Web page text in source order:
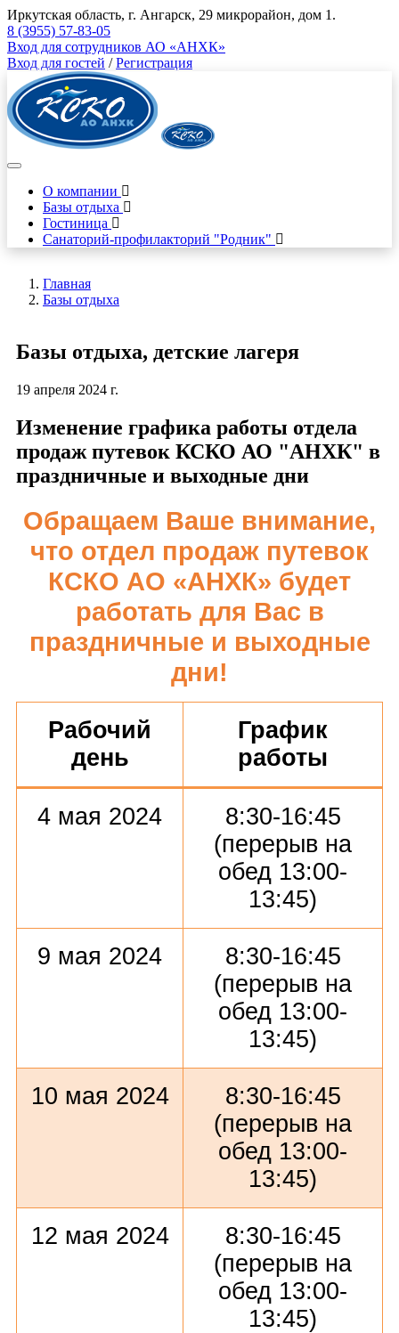
Иркутская область, г. Ангарск, 29 микрорайон, дом 1.
8 (3955) 57-83-05
Вход для сотрудников АО «АНХК»
Вход для гостей /Регистрация
О компании
Базы отдыха
Гостиница
Санаторий-профилакторий "Родник"
Главная
Базы отдыха
Базы отдыха, детские лагеря
19 апреля 2024 г.
Изменение графика работы отдела
продаж путевок КСКО АО "АНХК" в
праздничные и выходные дни
Обращаем Ваше внимание,
что отдел продаж путевок
КСКО АО «АНХК» будет
работать для Вас в
праздничные и выходные
дни!
Рабочий
день
График
работы
4 мая 2024
8:30-16:45
(перерыв на
обед 13:00-
13:45)
9 мая 2024
8:30-16:45
(перерыв на
обед 13:00-
13:45)
10 мая 2024
8:30-16:45
(перерыв на
обед 13:00-
13:45)
12 мая 2024
8:30-16:45
(перерыв на
обед 13:00-
13:45)